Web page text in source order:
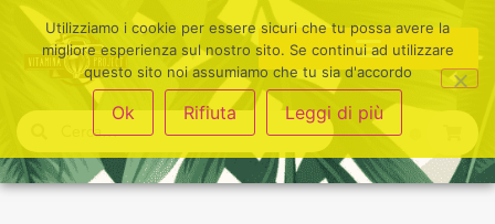
Utilizziamo i cookie per essere sicuri che tu possa avere la
migliore esperienza sul nostro sito. Se continui ad utilizzare
questo sito noi assumiamo che tu sia d'accordo
Ok Rifiuta Leggi di più